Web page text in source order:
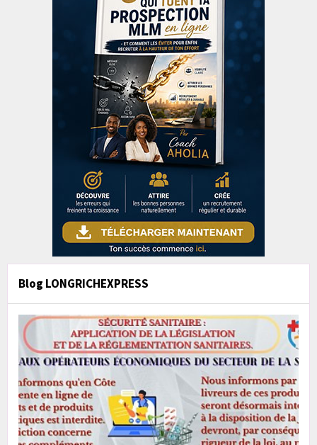
Blog LONGRICHEXPRESS